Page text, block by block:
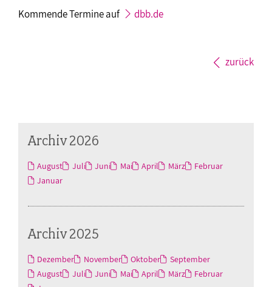
Kommende Termine auf dbb.de
zurück
Archiv 2026
August Juli Juni Mai April März
Februar
Januar
Archiv 2025
Dezember November Oktober
September
August
Juli Juni Mai April März
Februar